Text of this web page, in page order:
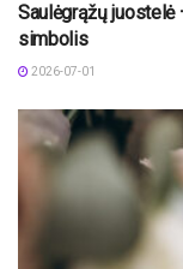
Saulėgrąžų
simbolis
2026-07-01